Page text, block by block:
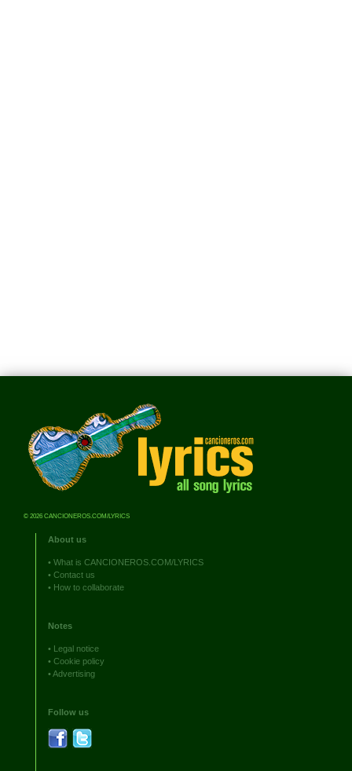
© 2026 CANCIONEROS.COM/LYRICS
About us
• What is CANCIONEROS.COM/LYRICS
• Contact us
• How to collaborate
Notes
• Legal notice
• Cookie policy
•Advertising
Follow us